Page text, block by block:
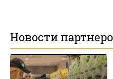
Новости